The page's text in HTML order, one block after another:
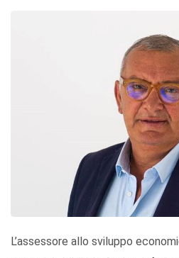
L’assessore allo sviluppo